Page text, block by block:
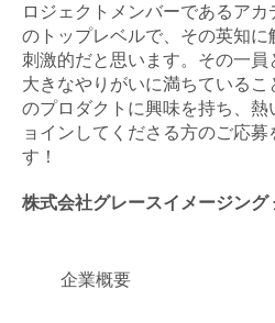
ロジェクトメンバーであるア
のトップレベルで、その英知
刺激的だと思います。その一員
大きなやりがいに満ちている
のプロダクトに興味を持ち、
ョインしてくださる方のご応
す！
株式会社グレースイメージング
企業概要